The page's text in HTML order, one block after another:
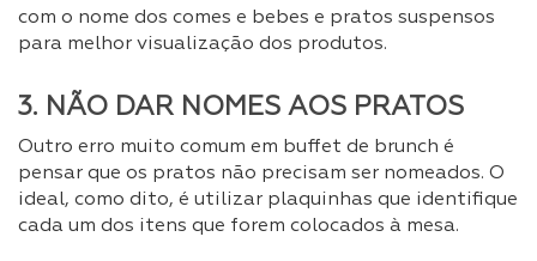
com o nome dos comes e bebes e pratos suspensos
para melhor visualização dos produtos.
3. NÃO DAR NOMES AOS PRATOS
Outro erro muito comum em buffet de brunch é
pensar que os pratos não precisam ser nomeados. O
ideal, como dito, é utilizar plaquinhas que identifique
cada um dos itens que forem colocados à mesa.